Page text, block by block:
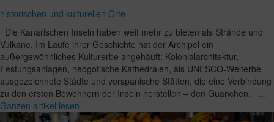
historischen und kulturellen Orte
Die Kanarischen Inseln haben weit mehr zu bieten als Strände und
Vulkane. Im Laufe ihrer Geschichte hat der Archipel ein
außergewöhnliches Kulturerbe angehäuft: Kolonialarchitektur,
Festungsanlagen, neogotische Kathedralen, als UNESCO-Welterbe
ausgezeichnete Städte und vorspanische Stätten, die eine Verbindung
zu den ersten Bewohnern der Inseln herstellen – den Guanchen. …
Ganzen artikel lesen